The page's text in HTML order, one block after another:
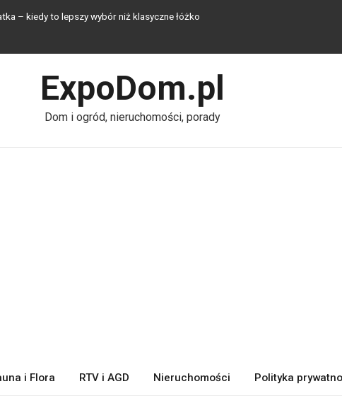
– kiedy to lepszy wybór niż klasyczne łóżko
jak zapewnić sobie komfort bez kanalizacji w 2026 roku?
szklanej – na co zwrócić uwagę?
ExpoDom.pl
Dom i ogród, nieruchomości, porady
i Flora RTV i AGD Nieruchomości Polityka